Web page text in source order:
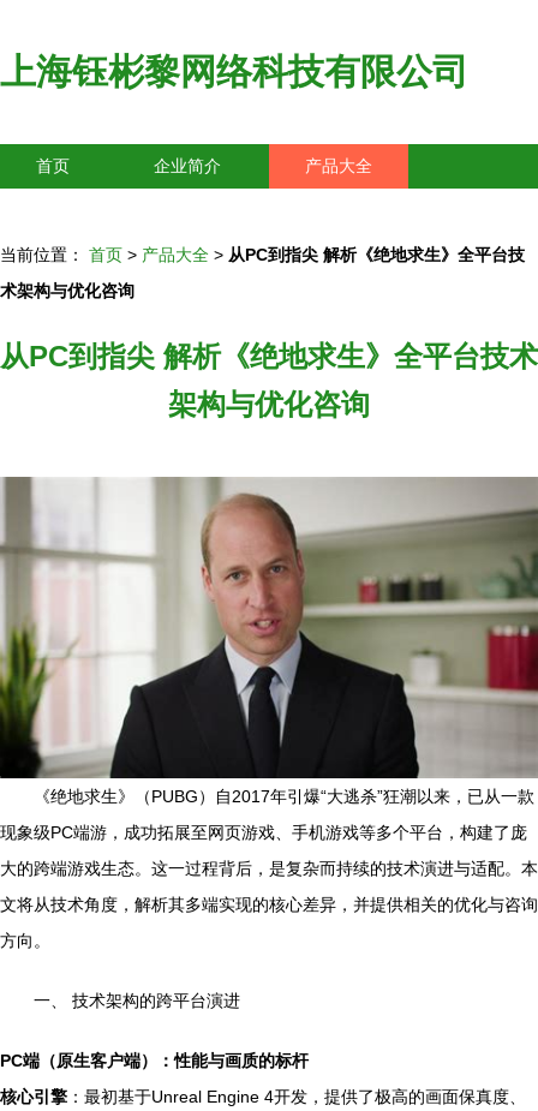
上海钰彬黎网络科技有限公司
首页 企业简介 产品大全
当前位置： 首页 > 产品大全 > 从PC到指尖 解析《绝地求生》全平台技
术架构与优化咨询
从PC到指尖 解析《绝地求生》全平台技术
架构与优化咨询
《绝地求生》（PUBG）自2017年引爆“大逃杀”狂潮以来，已从一款
现象级PC端游，成功拓展至网页游戏、手机游戏等多个平台，构建了庞
大的跨端游戏生态。这一过程背后，是复杂而持续的技术演进与适配。本
文将从技术角度，解析其多端实现的核心差异，并提供相关的优化与咨询
方向。
一、 技术架构的跨平台演进
PC端（原生客户端）：性能与画质的标杆
核心引擎 ：最初基于Unreal Engine 4开发，提供了极高的画面保真度、